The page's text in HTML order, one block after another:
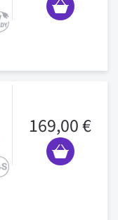
169,00 €